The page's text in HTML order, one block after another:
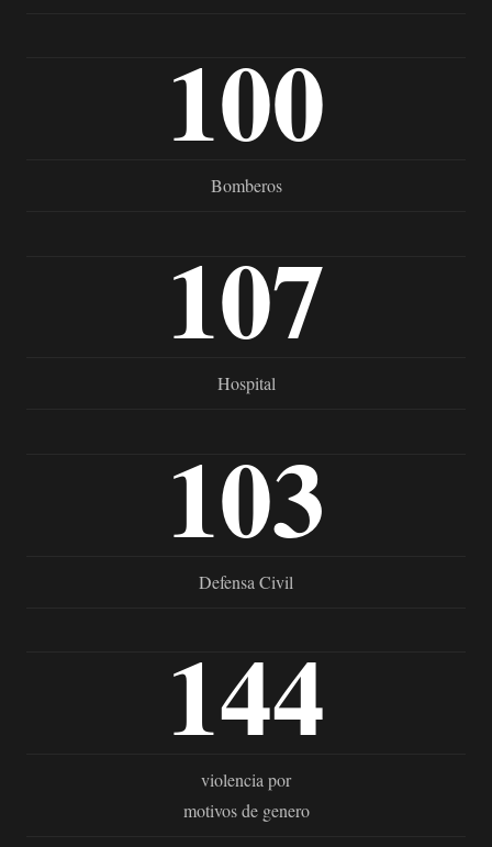
100
Bomberos
107
Hospital
103
Defensa Civil
144
violencia por
motivos de genero